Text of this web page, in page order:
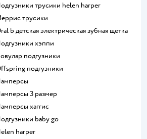
подгузники трусики helen harper
меррис трусики
oral b детская электрическая зубная щетка
подгузники хэппи
ловулар подгузники
offspring подгузники
памперсы
памперсы 3 размер
памперсы хаггис
подгузники baby go
helen harper